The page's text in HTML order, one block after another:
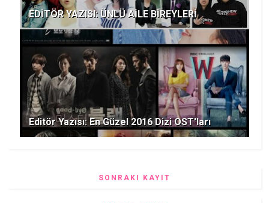
EDİTÖR YAZISI: ÜNLÜ AİLE BİREYLERİ
Editör Yazısı: En Güzel 2016 Dizi OST'ları
SONRAKI KAYIT